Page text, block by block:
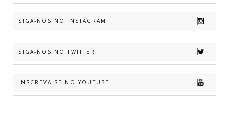
SIGA-NOS NO INSTAGRAM
SIGA-NOS NO TWITTER
INSCREVA-SE NO YOUTUBE